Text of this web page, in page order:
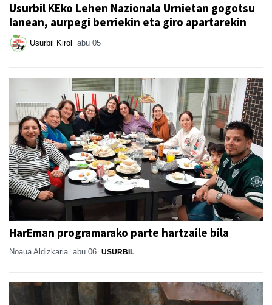
Usurbil KEko Lehen Nazionala Urnietan gogotsu
lanean, aurpegi berriekin eta giro apartarekin
Usurbil Kirol abu 05
HarEman programarako parte hartzaile bila
Noaua Aldizkaria abu 06 USURBIL